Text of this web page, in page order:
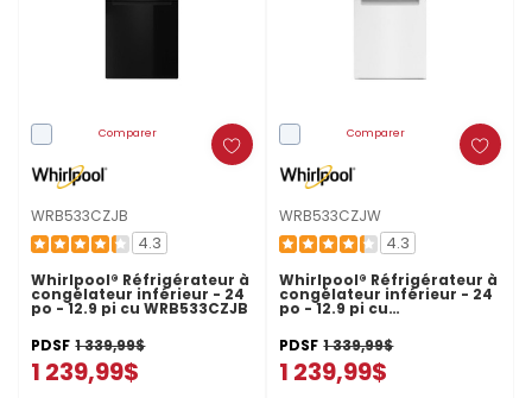
Comparer
WRB533CZJB
4.3
Whirlpool® Réfrigérateur à
congélateur inférieur - 24
po - 12.9 pi cu WRB533CZJB
PDSF 1 339,99$
1 239,99$
Comparer
WRB533CZJW
4.3
Whirlpool® Réfrigérateur à
congélateur inférieur - 24
po - 12.9 pi cu
WRB533CZJW
PDSF 1 339,99$
1 239,99$